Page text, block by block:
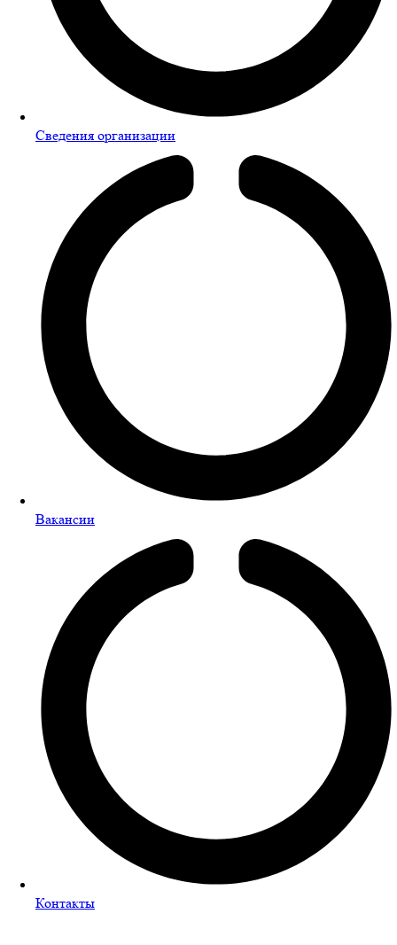
Сведения организации
Вакансии
Контакты